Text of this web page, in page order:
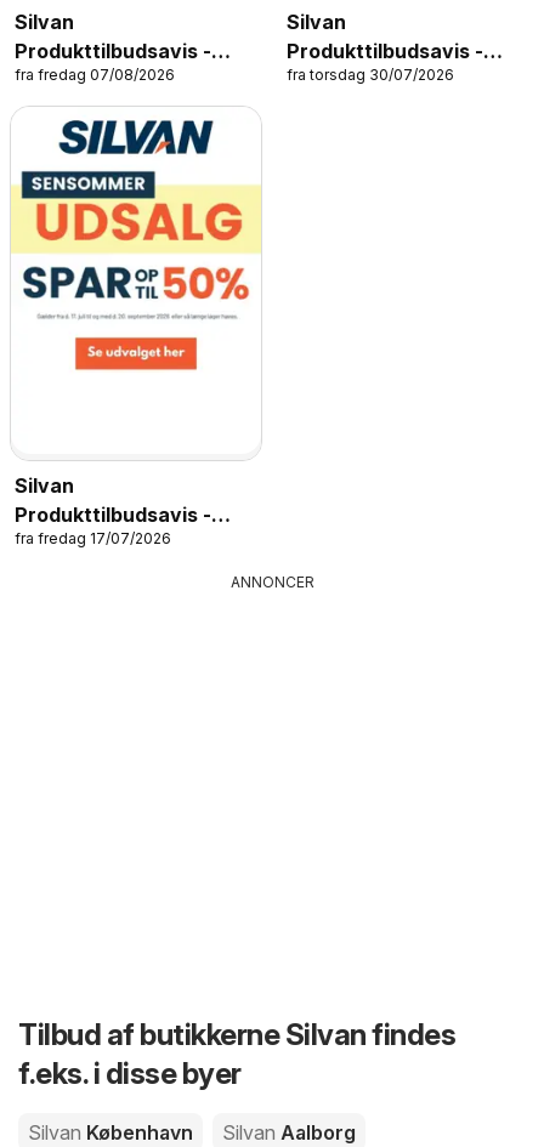
Silvan
Produkttilbudsavis -
Cykler
fra fredag 07/08/2026
Silvan
Produkttilbudsavis -
Skolestart
fra torsdag 30/07/2026
Silvan
Produkttilbudsavis -
Sensommerudsalg
fra fredag 17/07/2026
ANNONCER
Tilbud af butikkerne Silvan findes
f.eks. i disse byer
Silvan København Silvan Aalborg